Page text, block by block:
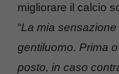
migliorare il calcio
“La mia
gentiluomo. Prima
posto, in caso